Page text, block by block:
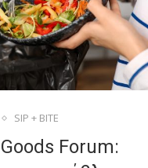
SIP + BITE
Forum: